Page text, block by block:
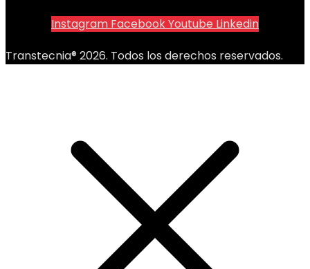
Instagram FacebookYoutube Linkedin
Transtecnia® 2026. Todos los derechos reservados.